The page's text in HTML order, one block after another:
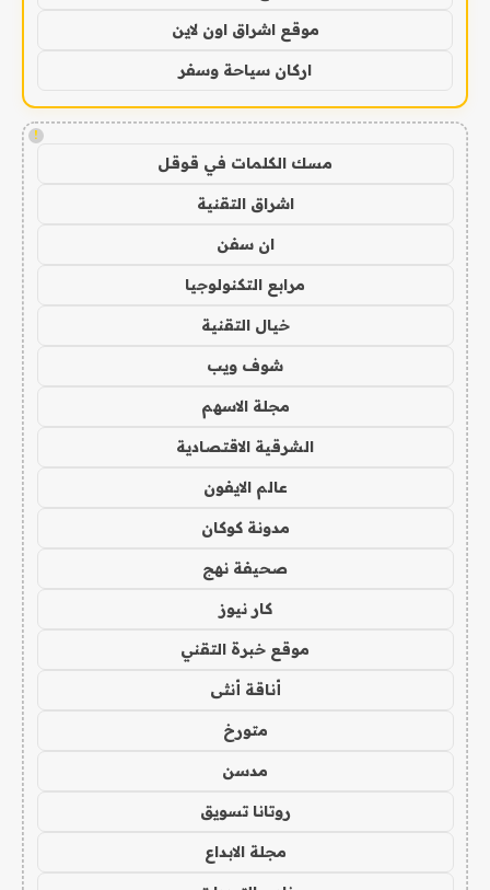
موقع اشراق اون لاين
اركان سياحة وسفر
!
مسك الكلمات في قوقل
اشراق التقنية
ان سفن
مرابع التكنولوجيا
خيال التقنية
شوف ويب
مجلة الاسهم
الشرقية الاقتصادية
عالم الايفون
مدونة كوكان
صحيفة نهج
كار نيوز
موقع خبرة التقني
أناقة أنثى
متورخ
مدسن
روتانا تسويق
مجلة الابداع